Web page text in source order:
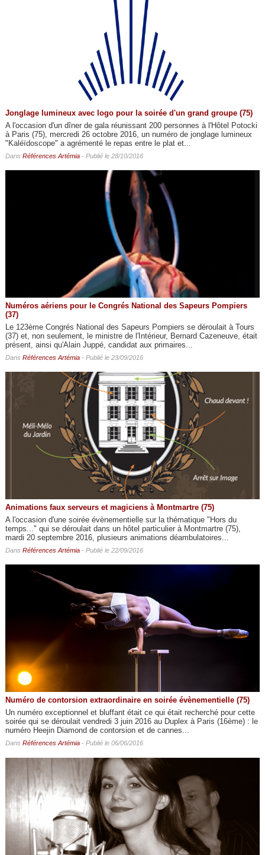
Jonglage lumineux avec logo pour la soirée d'un grand groupe (75)
A l'occasion d'un dîner de gala réunissant 200 personnes à l'Hôtel Potocki
à Paris (75), mercredi 26 octobre 2016, un numéro de jonglage lumineux
"Kaléïdoscope" a agrémenté le repas entre le plat et...
Dans Références Artémia- Publié le 28/10/2016
Numéros aériens pour le Congrés National des Sapeurs Pompiers
(37)
Le 123ème Congrés National des Sapeurs Pompiers se déroulait à Tours
(37) et, non seulement, le ministre de l'Intérieur, Bernard Cazeneuve, était
présent, ainsi qu'Alain Juppé, candidat aux primaires...
Dans Références Artémia- Publié le 23/09/2016
Animations faux serveurs et magiciens à Montmartre (75)
A l'occasion d'une soirée évènementielle sur la thématique "Hors du
temps..." qui se déroulait dans un hôtel particulier à Montmartre (75),
mardi 20 septembre 2016, plusieurs animations déambulatoires...
Dans Références Artémia- Publié le 22/09/2016
Numéro de contorsion extraordinaire en soirée évènementielle (75)
Un numéro exceptionnel et bluffant était ce qui était recherché pour cette
soirée qui se déroulait vendredi 3 juin 2016 au Duplex à Paris (16ème) : le
numéro Heejin Diamond de contorsion et de cannes...
Dans Références Artémia- Publié le 06/06/2016